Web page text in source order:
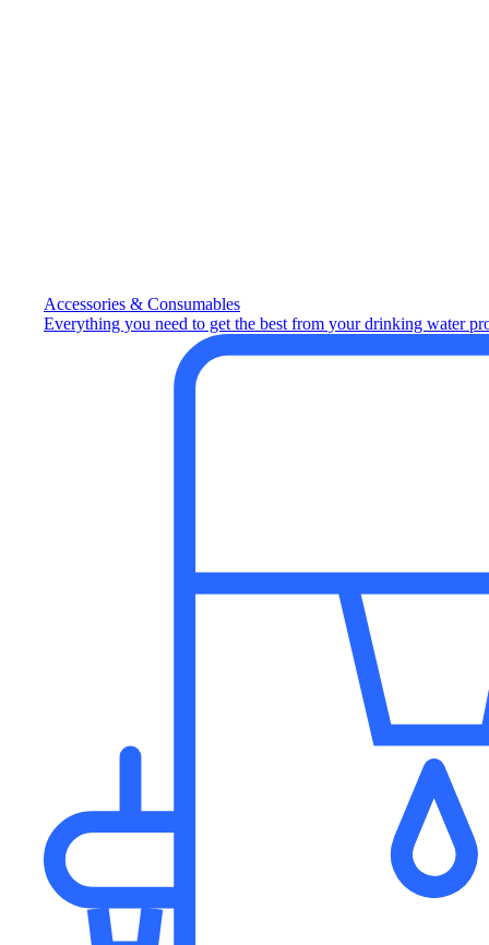
Accessories & Consumables
Everything you need to get the best from your drinking water